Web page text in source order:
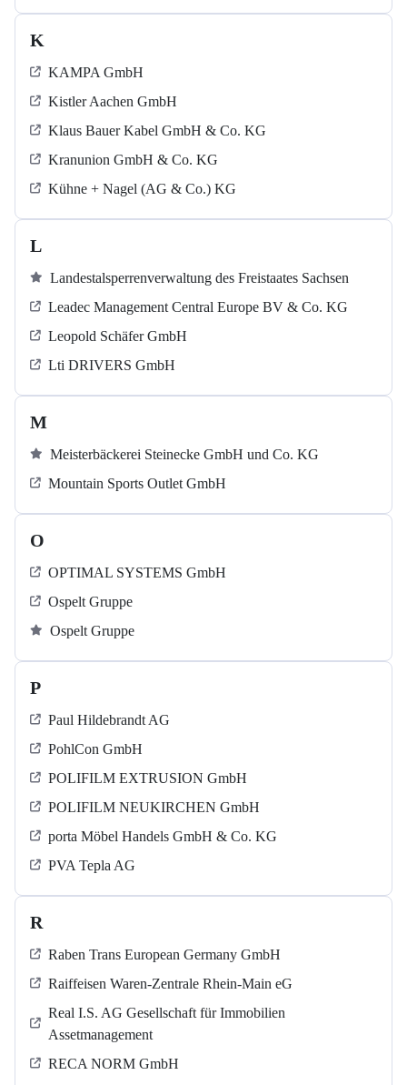
K
KAMPA GmbH
Kistler Aachen GmbH
Klaus Bauer Kabel GmbH & Co. KG
Kranunion GmbH & Co. KG
Kühne + Nagel (AG & Co.) KG
L
Landestalsperrenverwaltung des Freistaates Sachsen
Leadec Management Central Europe BV & Co. KG
Leopold Schäfer GmbH
Lti DRIVERS GmbH
M
Meisterbäckerei Steinecke GmbH und Co. KG
Mountain Sports Outlet GmbH
O
OPTIMAL SYSTEMS GmbH
Ospelt Gruppe
Ospelt Gruppe
P
Paul Hildebrandt AG
PohlCon GmbH
POLIFILM EXTRUSION GmbH
POLIFILM NEUKIRCHEN GmbH
porta Möbel Handels GmbH & Co. KG
PVA Tepla AG
R
Raben Trans European Germany GmbH
Raiffeisen Waren-Zentrale Rhein-Main eG
Real I.S. AG Gesellschaft für Immobilien
Assetmanagement
RECA NORM GmbH